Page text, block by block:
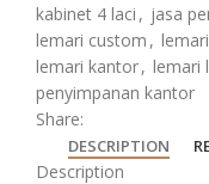
kabinet 4 laci , jasa
lemari custom ,
lemari kantor, lemari
penyimpanan kantor
Share:
DESCRIPTION
Description